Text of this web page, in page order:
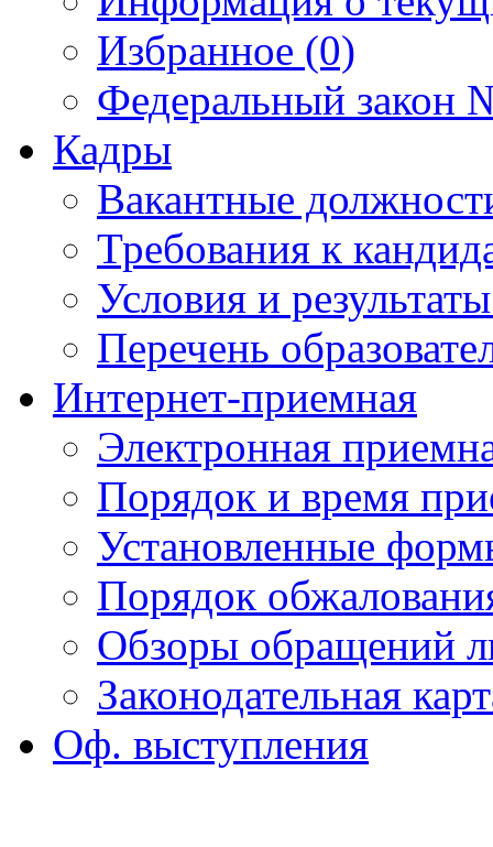
Избранное (0)
Федеральный закон
Кадры
Вакантные
Требования к
Условия и
Перечень
Интернет-приемная
Электронная
Порядок и время
Установленные
Порядок
Обзоры обращений
Законодательная
Оф. выступления